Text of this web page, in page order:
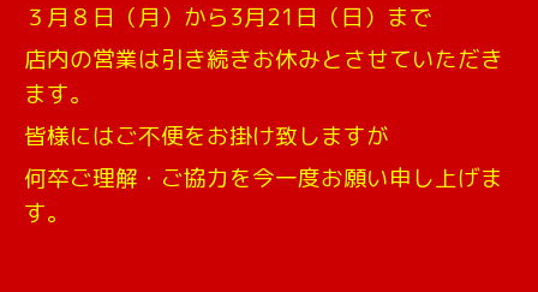
３月８日（月）から3月21日（日）まで
店内の営業は引き続きお休みとさせていただき
ます。
皆様にはご不便をお掛け致しますが
何卒ご理解・ご協力を今一度お願い申し上げま
す。